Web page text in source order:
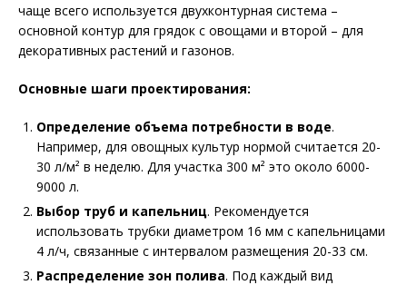
чаще всего используется двухконтурная система –
основной контур для грядок с овощами и второй – для
декоративных растений и газонов.
Основные шаги проектирования:
Определение объема потребности в воде.
Например, для овощных культур нормой считается 20-
30 л/м² в неделю. Для участка 300 м² это около 6000-
9000 л.
Выбор труб и капельниц. Рекомендуется
использовать трубки диаметром 16 мм с капельницами
4 л/ч, связанные с интервалом размещения 20-33 см.
Распределение зон полива. Под каждый вид